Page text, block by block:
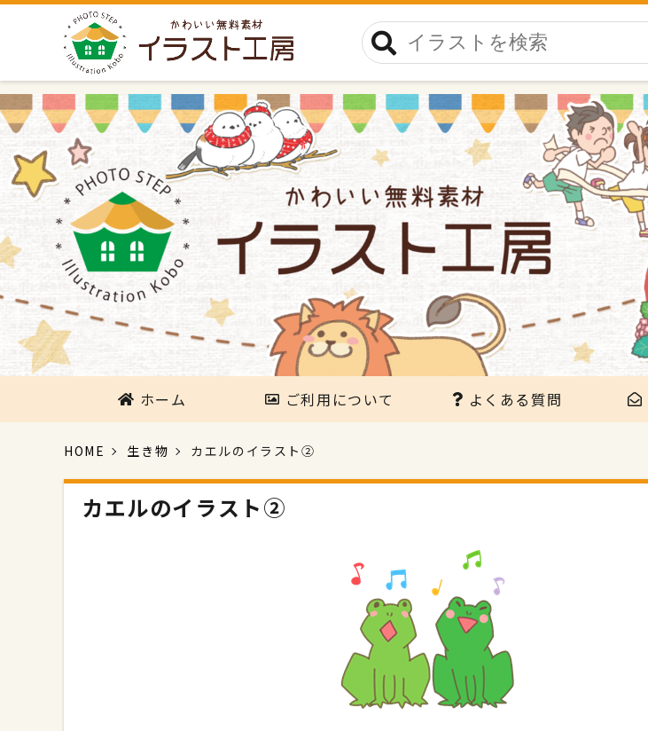
ホーム ご利用について よくある質問
HOME 生き物 カエルのイラスト②
カエルのイラスト②